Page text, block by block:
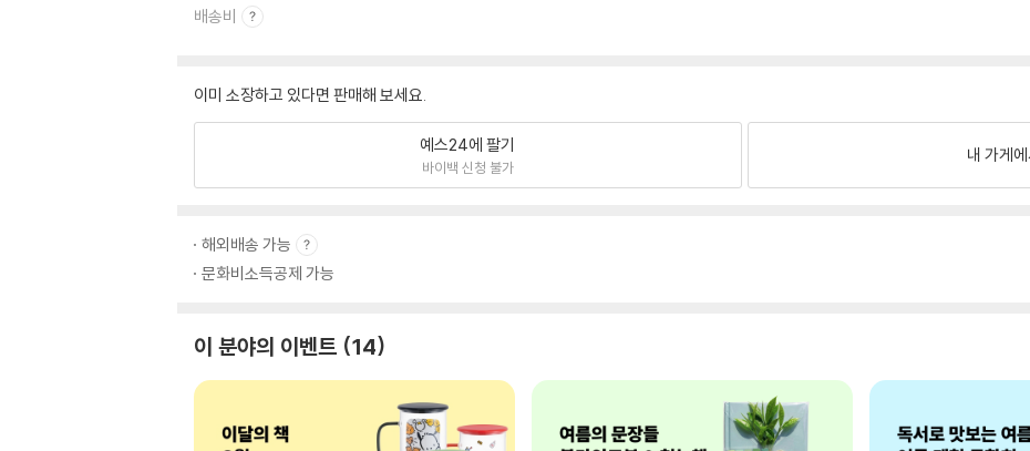
배송비
이미 소장하고 있다면 판매해 보세요.
예스24에 팔기
바이백 신청 불가
내 가게
해외배송 가능
문화비소득공제 가능
이 분야의 이벤트 14